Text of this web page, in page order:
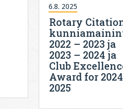
Rotary
2022 – 2023 ja
2023 – 2024 ja
Club
Award for
2025
6.8. 2025